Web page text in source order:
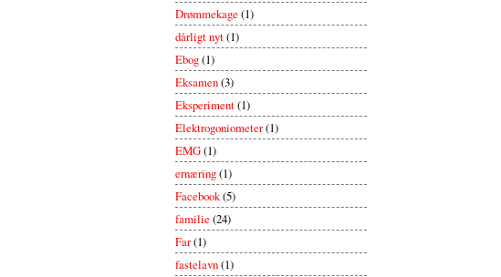
Drømmekage(1)
dårligt nyt(1)
Ebog(1)
Eksamen(3)
Eksperiment(1)
Elektrogoniometer(1)
EMG(1)
ernæring(1)
Facebook(5)
familie(24)
Far(1)
fastelavn(1)